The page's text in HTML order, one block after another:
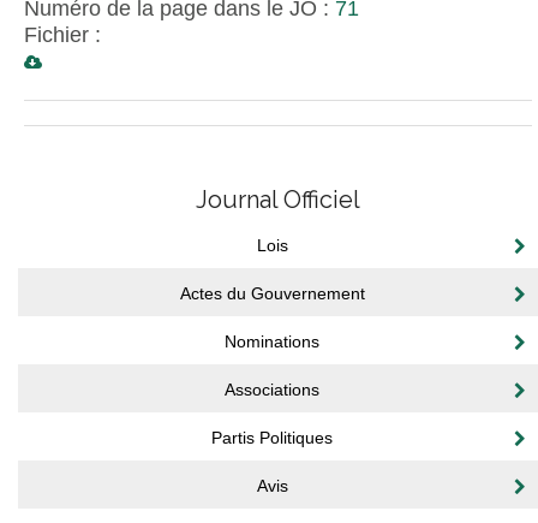
Numéro de la page dans le JO : 71
Fichier :
Journal Officiel
Lois
Actes du Gouvernement
Nominations
Associations
Partis Politiques
Avis